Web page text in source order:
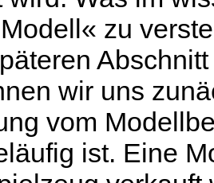
zu
wir uns
vom
ist. Eine